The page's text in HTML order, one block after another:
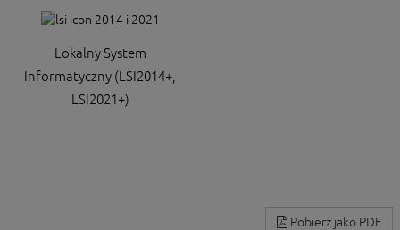
Lokalny System
Informatyczny (LSI2014+,
LSI2021+)
Pobierz jako PDF